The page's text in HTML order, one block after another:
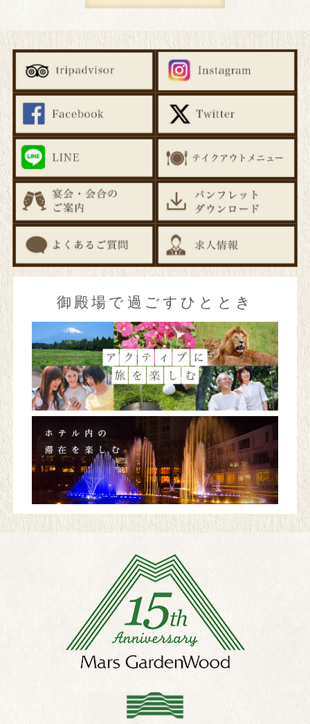
御殿場で過ごすひととき
Language
日本語
한국어
แบบไทย